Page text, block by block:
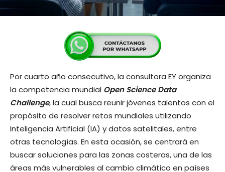
Por cuarto año consecutivo, la consultora EY organiza
la competencia mundial Open Science Data
Challenge, la cual busca reunir jóvenes talentos con el
propósito de resolver retos mundiales utilizando
Inteligencia Artificial (IA) y datos satelitales, entre
otras tecnologías. En esta ocasión, se centrará en
buscar soluciones para las zonas costeras, una de las
áreas más vulnerables al cambio climático en países